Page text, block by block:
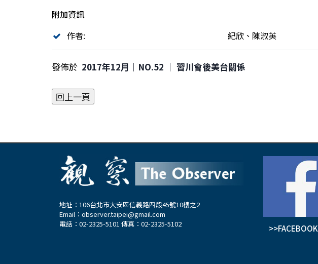
附加資訊
作者:
紀欣、陳淑英
發佈於 2017年12月｜NO.52 │ 習川會後美台關係
地址：106台北市大安區信義路四段45號10樓之2
Email： observer.taipei@gmail.com
電話：02-2325-5101 傳真：02-2325-5102
>>FACEBOOK